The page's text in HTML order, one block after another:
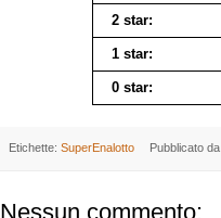
2 star:
1 star:
0 star:
Etichette: SuperEnalotto Pubblicato da
Nessun commento: